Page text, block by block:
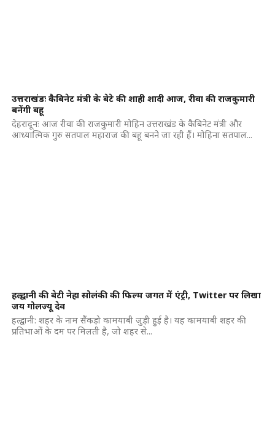
उत्तराखंडः कैबिनेट मंत्री के बेटे की शाही शादी आज, रीवा की राजकुमारी
बनेंगी बहू
देहरादूनः आज रीवा की राजकुमारी मोहिन उत्तराखंड के कैबिनेट मंत्री और
आध्यात्मिक गुरु सतपाल महाराज की बहू बनने जा रही हैं। मोहिना सतपाल...
हल्द्वानी की बेटी नेहा सोलंकी की फिल्म जगत में एंट्री, Twitter पर लिखा
जय गोलज्यू देव
हल्द्वानी: शहर के नाम सैेंकड़ो कामयाबी जुड़ी हुई है। यह कामयाबी शहर की
प्रतिभाओं के दम पर मिलती है, जो शहर से...